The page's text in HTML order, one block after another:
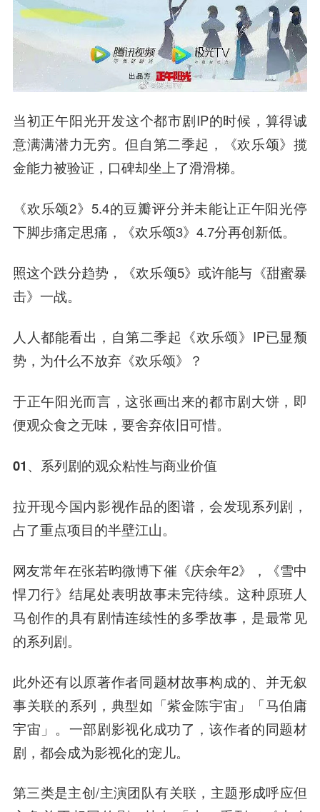
当初正午阳光开发这个都市剧IP的时候，算得诚
意满满潜力无穷。但自第二季起，《欢乐颂》揽
金能力被验证，口碑却坐上了滑滑梯。
《欢乐颂2》5.4的豆瓣评分并未能让正午阳光停
下脚步痛定思痛，《欢乐颂3》4.7分再创新低。
照这个跌分趋势，《欢乐颂5》或许能与《甜蜜暴
击》一战。
人人都能看出，自第二季起《欢乐颂》IP已显颓
势，为什么不放弃《欢乐颂》？
于正午阳光而言，这张画出来的都市剧大饼，即
便观众食之无味，要舍弃依旧可惜。
01、系列剧的观众粘性与商业价值
拉开现今国内影视作品的图谱，会发现系列剧，
占了重点项目的半壁江山。
网友常年在张若昀微博下催《庆余年2》，《雪中
悍刀行》结尾处表明故事未完待续。这种原班人
马创作的具有剧情连续性的多季故事，是最常见
的系列剧。
此外还有以原著作者同题材故事构成的、并无叙
事关联的系列，典型如「紫金陈宇宙」「马伯庸
宇宙」。一部剧影视化成功了，该作者的同题材
剧，都会成为影视化的宠儿。
第三类是主创/主演团队有关联，主题形成呼应但